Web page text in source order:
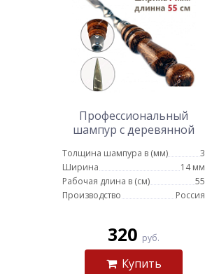
Профессиональный
шампур с деревянной
мм - 55 см
Толщина шампура в (мм)
3
Ширина
14 мм
Рабочая длина в (см)
55
Производство
Россия
320 руб.
Купить